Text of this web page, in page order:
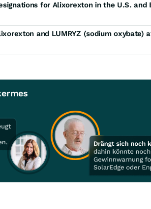
for Alixorexton in the U.S. and